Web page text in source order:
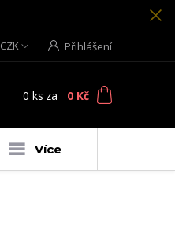
CZK Přihlášení
0 ks za 0 Kč
Více